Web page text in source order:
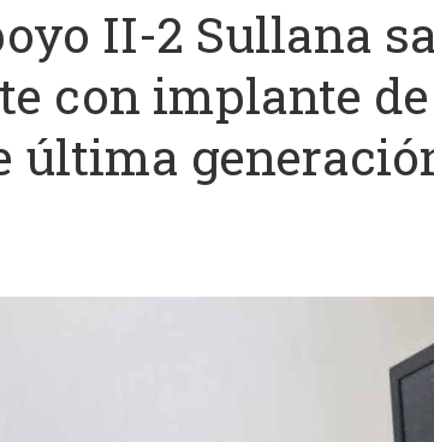
II-2 Sullana
con implante de
última